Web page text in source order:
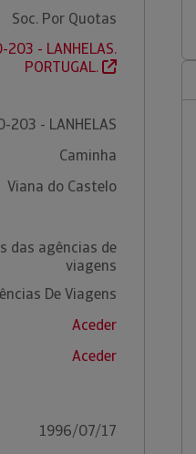
Soc. Por Quotas
- LANHELAS.
PORTUGAL.
203 - LANHELAS
Caminha
Viana do Castelo
das agências de
viagens
De Viagens
Aceder
Aceder
1996/07/17